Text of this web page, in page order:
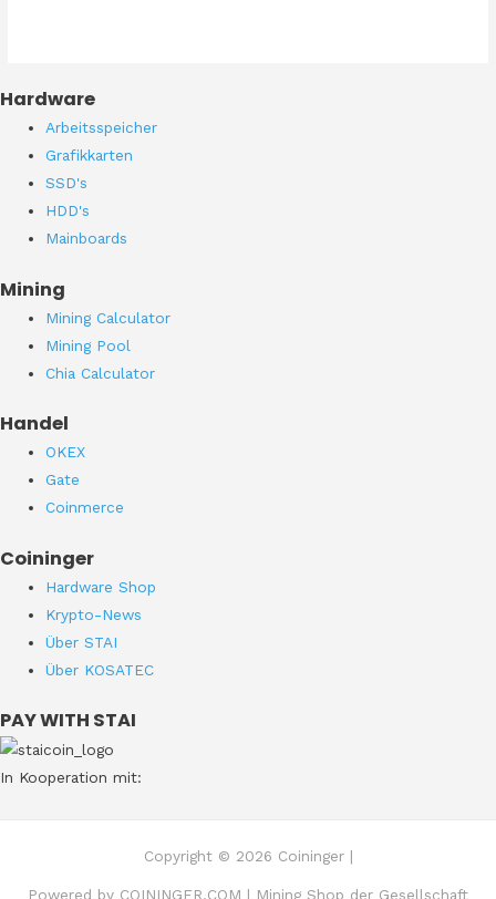
Hardware
Arbeitsspeicher
Grafikkarten
SSD's
HDD's
Mainboards
Mining
Mining Calculator
Mining Pool
Chia Calculator
Handel
OKEX
Gate
Coinmerce
Coininger
Hardware Shop
Krypto-News
Über STAI
Über KOSATEC
PAY WITH STAI
In Kooperation mit:
Copyright © 2026 Coininger |
Powered by COININGER.COM | Mining Shop der Gesellschaft